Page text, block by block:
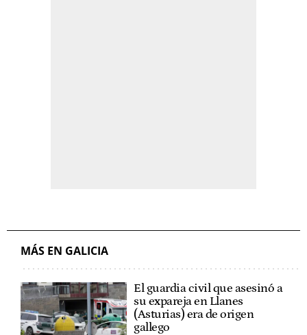
MÁS EN GALICIA
El guardia civil que asesinó a
su expareja en Llanes
(Asturias) era de origen
gallego